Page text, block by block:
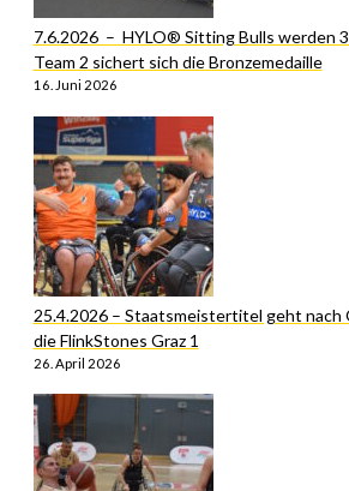
7.6.2026 – HYLO® Sitting Bulls werden
Team 2 sichert sich die Bronzemedaille
16. Juni 2026
25.4.2026 – Staatsmeistertitel geht nach
die FlinkStones Graz 1
26. April 2026